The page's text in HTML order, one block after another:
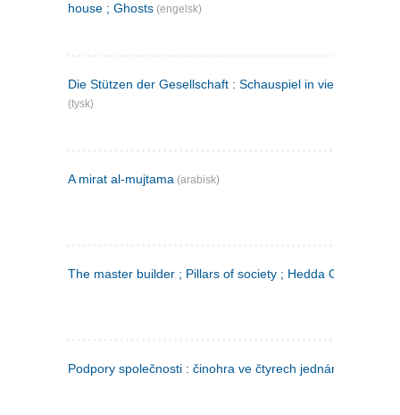
house ; Ghosts (engelsk)
Die Stützen der Gesellschaft : Schauspiel in vier Aufzügen
(tysk)
A mirat al-mujtama (arabisk)
The master builder ; Pillars of society ; Hedda Gabler
Podpory společnosti : činohra ve čtyrech jednáních